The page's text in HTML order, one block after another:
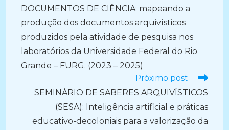
artigos
DOCUMENTOS DE CIÊNCIA: mapeando a
produção dos documentos arquivísticos
produzidos pela atividade de pesquisa nos
laboratórios da Universidade Federal do Rio
Grande – FURG. (2023 – 2025)
Próximo post
SEMINÁRIO DE SABERES ARQUIVÍSTICOS
(SESA): Inteligência artificial e práticas
educativo-decoloniais para a valorização da